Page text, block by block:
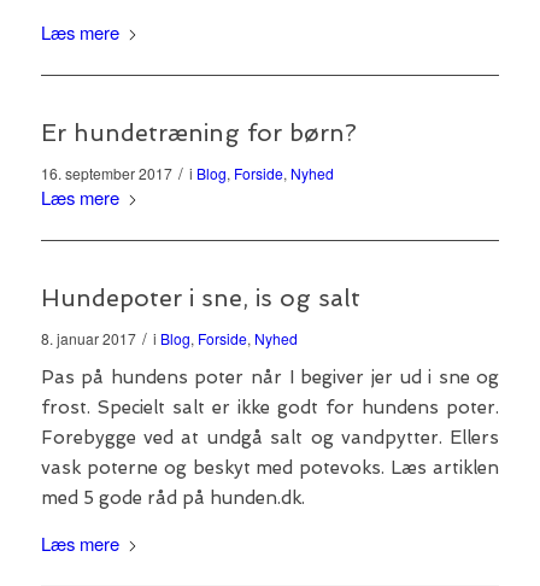
Læs mere
Er hundetræning for børn?
16. september 2017 / i Blog, Forside, Nyhed
Læs mere
Hundepoter i sne, is og salt
8. januar 2017 / i Blog, Forside, Nyhed
Pas på hundens poter når I begiver jer ud i sne og
frost. Specielt salt er ikke godt for hundens poter.
Forebygge ved at undgå salt og vandpytter. Ellers
vask poterne og beskyt med potevoks. Læs artiklen
med 5 gode råd på hunden.dk.
Læs mere